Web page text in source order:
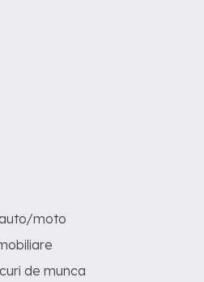
moto
de munca